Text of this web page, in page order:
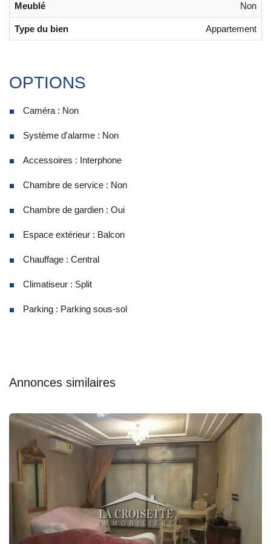
Meublé Non
Type du bien Appartement
OPTIONS
Caméra : Non
Système d'alarme : Non
Accessoires : Interphone
Chambre de service : Non
Chambre de gardien : Oui
Espace extérieur : Balcon
Chauffage : Central
Climatiseur : Split
Parking : Parking sous-sol
Annonces similaires